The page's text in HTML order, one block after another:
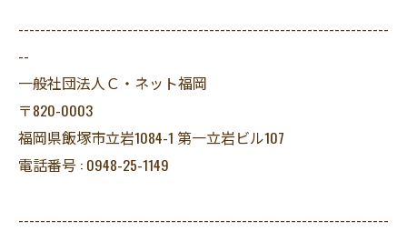
--------------------------------------------------------------------
--
一般社団法人Ｃ・ネット福岡
〒820-0003
福岡県飯塚市立岩1084-1 第一立岩ビル107
電話番号 : 0948-25-1149
--------------------------------------------------------------------